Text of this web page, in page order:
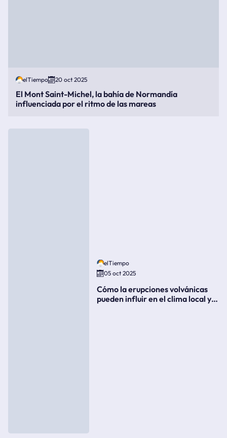
elTiempo 20 oct 2025
El Mont Saint-Michel, la bahía de Normandía
influenciada por el ritmo de las mareas
elTiempo
05 oct 2025
Cómo la erupciones volvánicas
pueden influir en el clima local y